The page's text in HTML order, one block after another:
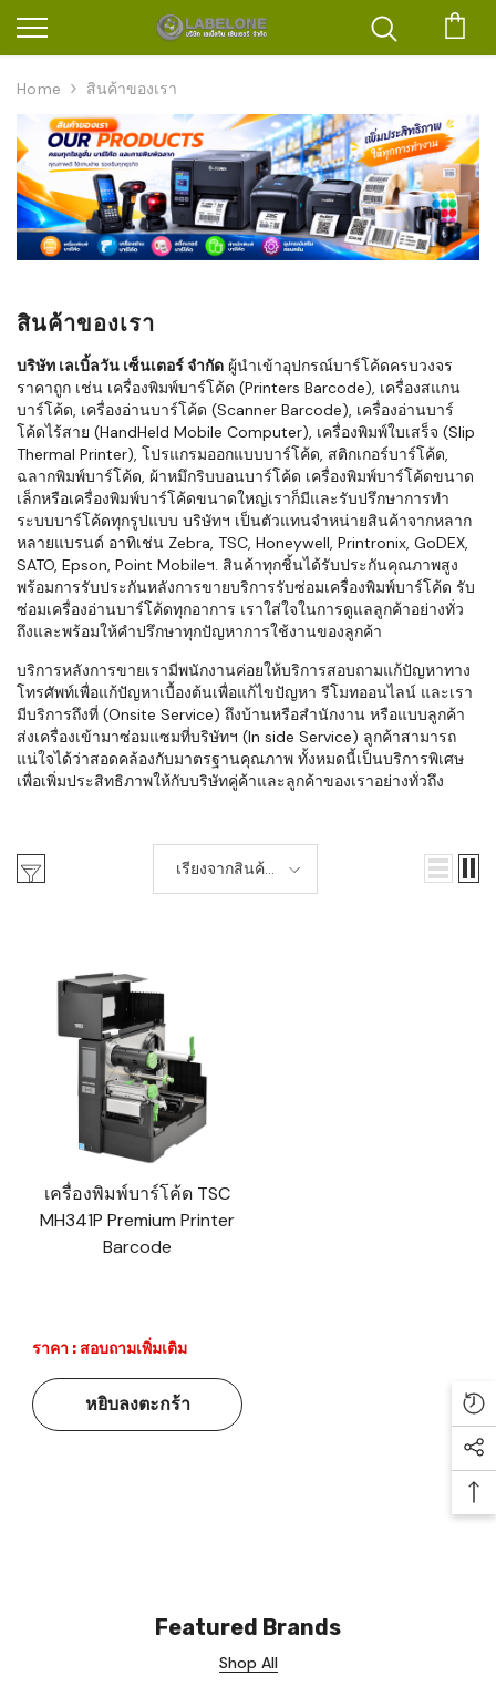
Home สินค้าของเรา
สินค้าของเรา
บริษัท เลเบิ้ลวัน เซ็นเตอร์ จำกัด ผู้นำเข้าอุปกรณ์บาร์โค้ดครบวงจร
ราคาถูก เช่น เครื่องพิมพ์บาร์โค้ด (Printers Barcode), เครื่องสแกน
บาร์โค้ด, เครื่องอ่านบาร์โค้ด (Scanner Barcode), เครื่องอ่านบาร์
โค้ดไร้สาย (HandHeld Mobile Computer), เครื่องพิมพ์ใบเสร็จ (Slip
Thermal Printer), โปรแกรมออกแบบบาร์โค้ด, สติกเกอร์บาร์โค้ด,
ฉลากพิมพ์บาร์โค้ด, ผ้าหมึกริบบอนบาร์โค้ด เครื่องพิมพ์บาร์โค้ดขนาด
เล็กหรือเครื่องพิมพ์บาร์โค้ดขนาดใหญ่เราก็มีและรับปรึกษาการทำ
ระบบบาร์โค้ดทุกรูปแบบ บริษัทฯ เป็นตัวแทนจำหน่ายสินค้าจากหลาก
หลายแบรนด์ อาทิเช่น Zebra, TSC, Honeywell, Printronix, GoDEX,
SATO, Epson, Point Mobileฯ. สินค้าทุกชิ้นได้รับประกันคุณภาพสูง
พร้อมการรับประกันหลังการขายบริการรับซ่อมเครื่องพิมพ์บาร์โค้ด รับ
ซ่อมเครื่องอ่านบาร์โค้ดทุกอาการ เราใส่ใจในการดูแลลูกค้าอย่างทั่ว
ถึงและพร้อมให้คำปรึกษาทุกปัญหาการใช้งานของลูกค้า
บริการหลังการขายเรามีพนักงานค่อยให้บริการสอบถามแก้ปัญหาทาง
โทรศัพท์เพื่อแก้ปัญหาเบื้องต้นเพื่อแก้ไขปัญหา รีโมทออนไลน์ และเรา
มีบริการถึงที่ (Onsite Service) ถึงบ้านหรือสำนักงาน หรือแบบลูกค้า
ส่งเครื่องเข้ามาซ่อมแซมที่บริษัทฯ (In side Service) ลูกค้าสามารถ
แน่ใจได้ว่าสอดคล้องกับมาตรฐานคุณภาพ ทั้งหมดนี้เป็นบริการพิเศษ
เพื่อเพิ่มประสิทธิภาพให้กับบริษัทคู่ค้าและลูกค้าของเราอย่างทั่วถึง
เรียงจากสินค้า
ใหม่-เก่า
เครื่องพิมพ์บาร์โค้ด TSC
MH341P Premium Printer
Barcode
ราคา : สอบถามเพิ่มเติม
หยิบลงตะกร้า
Featured Brands
Shop All